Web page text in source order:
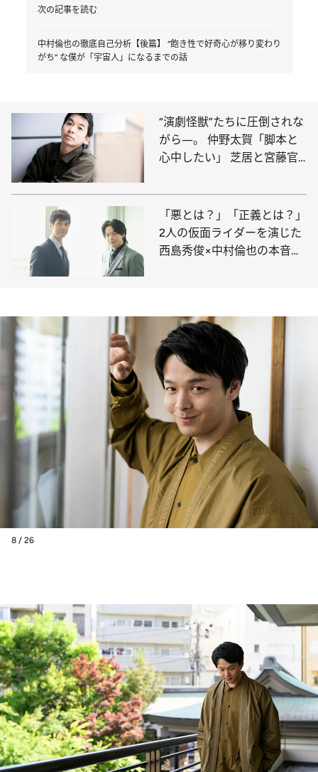
次の記事を読む
中村倫也の徹底自己分析【後篇】 “飽き性で好奇心が移り変わり
がち” な僕が「宇宙人」になるまでの話
“演劇怪獣”たちに圧倒されな
がら―。 仲野太賀「脚本と
心中したい」 芝居と宮藤官
「悪とは？」「正義とは？」
2人の仮面ライダーを演じた
西島秀俊×中村倫也の本音ト
8 / 26